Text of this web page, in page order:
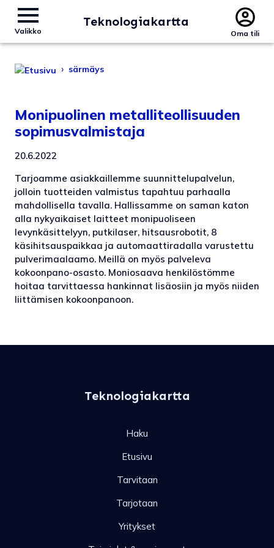
Valikko
Teknologiakartta
Oma tili
› särmäys
Monipuolinen metalliteollisuuden
sopimusvalmistaja
20.6.2022
Tarjoamme asiakkaillemme suunnittelupalvelun,
jolloin tuotteiden valmistus tapahtuu parhaalla
mahdollisella tavalla. Hallissamme on saman katon
alla nykyaikaiset laitteet monipuoliseen
levynkäsittelyyn, putkilaser, hitsausrobotit, 8
käsihitsauspaikkaa ja automaattiradalla varustettu
pulverimaalaamo. Meillä on myös palveleva
kokoonpano-osasto. Moniosaava henkilöstömme
hoitaa tarvittaessa hankinnat lisäosiin ja myös niiden
liittämisen kokoonpanoon.
Teknologiakartta
Haku
Etusivu
Tarvitaan
Tarjotaan
Yritykset